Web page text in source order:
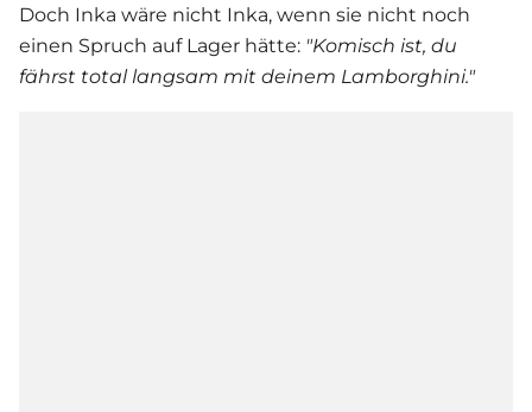
Doch Inka wäre nicht Inka, wenn sie nicht noch
einen Spruch auf Lager hätte: "Komisch ist, du
fährst total langsam mit deinem Lamborghini."